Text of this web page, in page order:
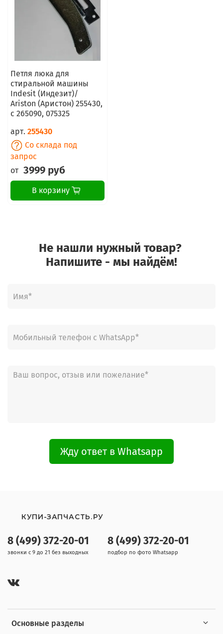
Петля люка для
стиральной машины
Indesit (Индезит)/
Ariston (Аристон) 255430,
с 265090, 075325
арт. 255430
Со склада под
запрос
от 3999 руб
В корзину
Не нашли нужный товар?
Напишите - мы найдём!
Жду ответ в Whatsapp
Основные разделы
8 (499) 372-20-01
звонки с 9 до 21 без выходных
8 (499) 372-20-01
подбор по фото Whatsapp
КУПИ-ЗАПЧАСТЬ.РУ